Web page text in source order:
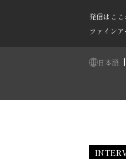
発信はこ
ファインア
日本語 |